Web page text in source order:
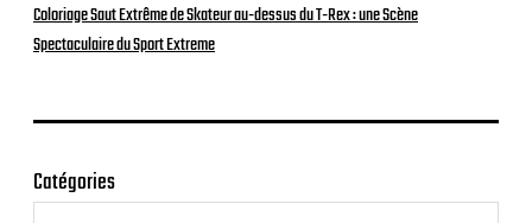
Coloriage Saut Extrême de Skateur au-dessus du T-Rex : une Scène
Spectaculaire du Sport Extreme
Catégories